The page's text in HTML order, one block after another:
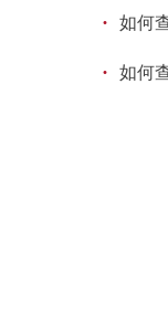
· 如何
· 如何